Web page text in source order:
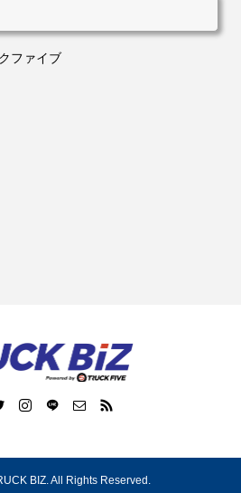
ファイブ
BIZ. All Rights Reserved.